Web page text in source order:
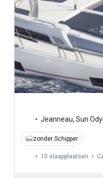
Jeanneau, Sun
zonder Schipper
10 slaapplaatsen